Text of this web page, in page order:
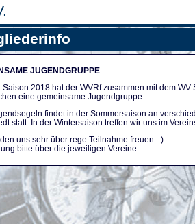
JUGENDGRUPPE
Saison 2018 hat der WVRf zusammen mit dem
eine gemeinsame Jugendgruppe.
findet in der Sommersaison an
statt. In der Wintersaison treffen wir uns im
uns sehr über rege Teilnahme freuen :-)
bitte über die jeweiligen Vereine.